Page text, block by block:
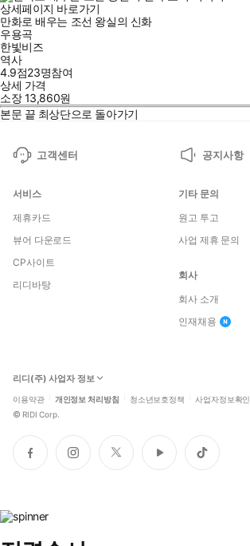
상세페이지 바로가기
만화로 배우는 조선 왕실의 신화
우용곡
한빛비즈
역사
4.9점23명참여
상세 가격
소장13,860원
본문 끝 최상단으로 돌아가기
고객센터 공지사항
서비스
제휴카드
뷰어 다운로드
CP사이트
리디바탕
기타 문의
원고 투고
사업 제휴 문의
회사
회사 소개
인재채용
리디(주) 사업자 정보
이용약관 개인정보 처리방침 청소년보호정책 사업자정보확인
© RIDI Corp.
페
이
인
스
트
위
유
튜
틱
톡